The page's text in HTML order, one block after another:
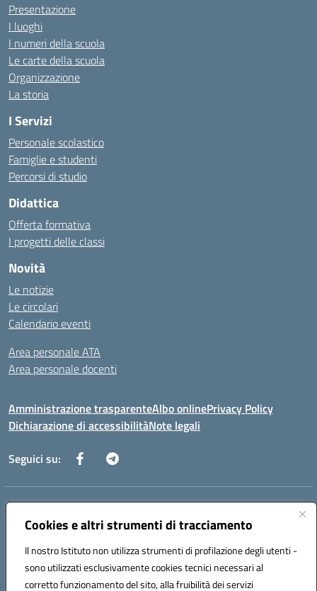
Cookies e altri strumenti di tracciamento
Il nostro Istituto non utilizza strumenti di profilazione degli utenti -
sono utilizzati esclusivamente cookies tecnici necessari al
corretto funzionamento del sito, alla fruibilità dei servizi
Presentazione
I luoghi
I numeri della scuola
Le carte della scuola
Organizzazione
La storia
I Servizi
Personale scolastico
Famiglie e studenti
Percorsi di studio
Didattica
Offerta formativa
I progetti delle classi
Novità
Le notizie
Le circolari
Calendario eventi
Area personale ATA
Area personale docenti
Amministrazione trasparenteAlbo onlinePrivacy Policy
Dichiarazione di accessibilitàNote legali
Seguici su:
Indirizzo:
Centralino:0823904424 Email:ceic8ax00c@istruzione.it
Codice fiscale: 95005860614
Codice meccanografico:
CEIC8AX00C